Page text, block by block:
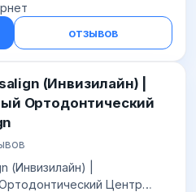
отзывов
(Инвизилайн) |
Ортодонтический
(Инвизилайн) |
Центр